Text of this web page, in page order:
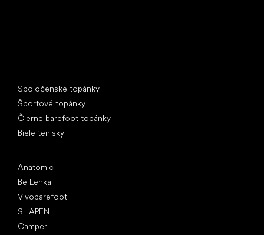
Spoločenské topánky
Športové topánky
Čierne barefoot topánky
Biele tenisky
Anatomic
Be Lenka
Vivobarefoot
SHAPEN
Camper